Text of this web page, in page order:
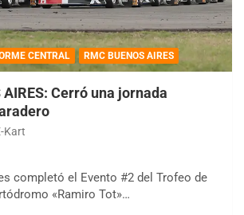
CENTRAL RMC BUENOS AIRES
AIRES: Cerró una jornada
Kart
completó el Evento #2 del Trofeo de
«Ramiro Tot»…